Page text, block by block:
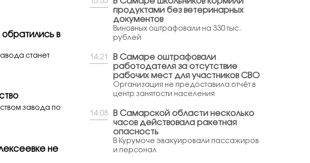
обратились в
станет
завода по
не
продуктами без ветеринарных
документов
Виновных оштрафовали на 330 тыс.
рублей
14:21
В Самаре оштрафовали
работодателя за отсутствие
рабочих мест для участников СВО
Организация не предоставила отчёт в
центр занятости населения
14:08
В Самарской области несколько
часов действовала ракетная
опасность
В Курумоче эвакуировали пассажиров
и персонал